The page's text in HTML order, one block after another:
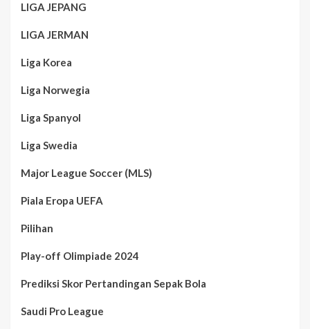
LIGA JEPANG
LIGA JERMAN
Liga Korea
Liga Norwegia
Liga Spanyol
Liga Swedia
Major League Soccer (MLS)
Piala Eropa UEFA
Pilihan
Play-off Olimpiade 2024
Prediksi Skor Pertandingan Sepak Bola
Saudi Pro League